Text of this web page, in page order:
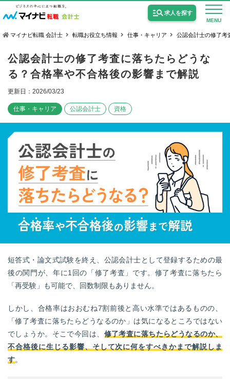
MENU
求人を探す
USCPA（米国公認会計士）の求人
女性会計士の転職
個別転職相談会・セミナー
転職お役立ち情報
ご利用ガイド
非公開求人とは？
転職お役立ち情報
業界情報
マイナビ転職 会計士 転職お役立ち情報 仕事・キャリア 公認会計士の修了考
公認会計士の修了考査に落ちたらどうな
る？合格率や不合格後の影響まで解説
更新日：2026/03/23
仕事・キャリア 公認会計士 資格
短答式・論文式試験を終え、公認会計士として登録するための最
後の関門が、年に1回の「修了考査」です。修了考査に落ちたら
「再受験」も可能で、回数制限もありません。
しかし、合格率はおおむね7割前後と高い水準ではあるものの、
「修了考査に落ちたらどうなるのか」は気になるところではない
でしょうか。そこで今回は、 修了考査に落ちたらどうなるのか、
不合格後に生じる影響、そして次に何をすべきかまで解説しま
す。